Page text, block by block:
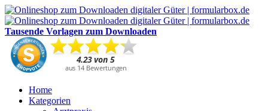
Tausende Vorlagen zum Downloaden
Home
Kategorien